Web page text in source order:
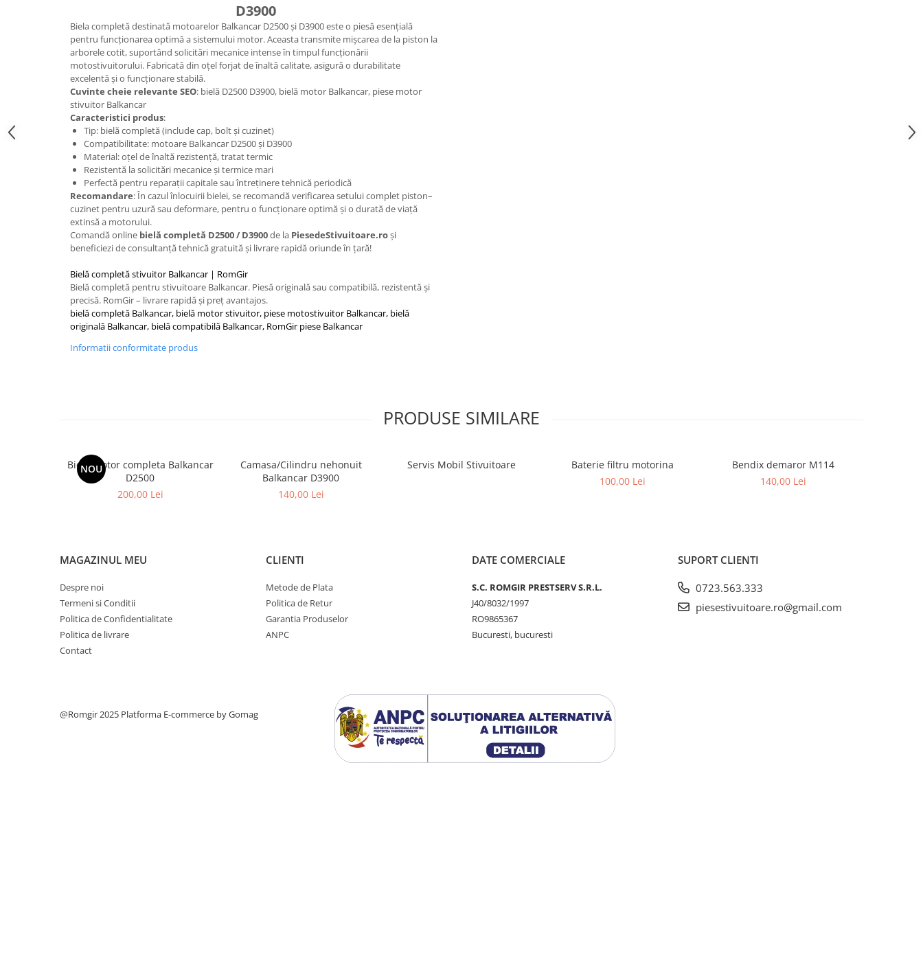
Caseta Directie
Cilindrii Directie
Fuzete Stivuitor
Piese Directie Stivuitoare
Pivoți Direcție
Sistem Electric
Alternatoare Motostivuitor
Bujii Motostivuitoare
Contact Pornire
Electromotoare Stivuitor
Lampi Faruri si Proiectoare
Piese Electrice Motostivuitor
Sistem Franare
Cilindrii Frana
Frana de Mana
Piese Frane Stivuitor
Pistoane Frana
Placute de Frana
Pompe Hidraulice
Sistem Hidraulic Motostivuitor
Termostate Răcire
Ventilatoare Răcire
Intretinere Balkancar
Acumulatori / Baterii
Baterii 12 Volti
Filtre Hidraulice
D3900
Biela completă destinată motoarelor Balkancar D2500 și D3900 este o piesă esențială
pentru funcționarea optimă a sistemului motor. Aceasta transmite mișcarea de la piston la
arborele cotit, suportând solicitări mecanice intense în timpul funcționării
motostivuitorului. Fabricată din oțel forjat de înaltă calitate, asigură o durabilitate
excelentă și o funcționare stabilă.
Cuvinte cheie relevante SEO: bielă D2500 D3900, bielă motor Balkancar, piese motor
stivuitor Balkancar
Caracteristici produs:
Tip: bielă completă (include cap, bolt și cuzinet)
Compatibilitate: motoare Balkancar D2500 și D3900
Material: oțel de înaltă rezistență, tratat termic
Rezistentă la solicitări mecanice și termice mari
Perfectă pentru reparații capitale sau întreținere tehnică periodică
Recomandare: În cazul înlocuirii bielei, se recomandă verificarea setului complet piston–
cuzinet pentru uzură sau deformare, pentru o funcționare optimă și o durată de viață
extinsă a motorului.
Comandă online bielă completă D2500 / D3900de la PiesedeStivuitoare.roși
beneficiezi de consultanță tehnică gratuită și livrare rapidă oriunde în țară!
Bielă completă stivuitor Balkancar | RomGir
Bielă completă pentru stivuitoare Balkancar. Piesă originală sau compatibilă, rezistentă și
precisă. RomGir – livrare rapidă și preț avantajos.
bielă completă Balkancar, bielă motor stivuitor, piese motostivuitor Balkancar, bielă
originală Balkancar, bielă compatibilă Balkancar, RomGir piese Balkancar
Informatii conformitate produs
PRODUSE SIMILARE
NOU
Biela Motor completa Balkancar
D2500
200,00 Lei
Camasa/Cilindru nehonuit
Balkancar D3900
140,00 Lei
Servis Mobil Stivuitoare
Baterie filtru motorina
100,00 Lei
Bendix demaror M114
140,00 Lei
MAGAZINUL MEU
Despre noi
Termeni si Conditii
Politica de Confidentialitate
Politica de livrare
Contact
CLIENTI
Metode de Plata
Politica de Retur
Garantia Produselor
ANPC
DATE COMERCIALE
S.C. ROMGIR PRESTSERV S.R.L.
J40/8032/1997
RO9865367
Bucuresti, bucuresti
SUPORT CLIENTI
0723.563.333
piesestivuitoare.ro@gmail.com
@Romgir 2025 Platforma E-commerce by Gomag